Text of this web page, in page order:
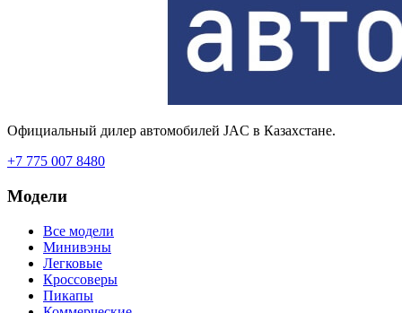
Официальный дилер автомобилей JAC в Казахстане.
+7 775 007 8480
Модели
Все модели
Минивэны
Легковые
Кроссоверы
Пикапы